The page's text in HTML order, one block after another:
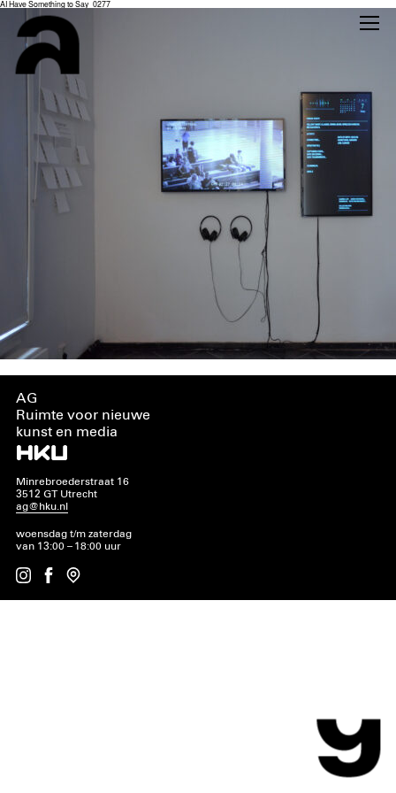
AI Have Something to Say_0277
AG
Ruimte voor nieuwe
kunst en media
Minrebroederstraat 16
3512 GT Utrecht
ag@hku.nl
woensdag t/m zaterdag
van 13:00 – 18:00 uur